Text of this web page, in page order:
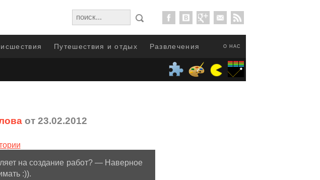
О НАС
Путешествия и отдых Развлечения
от 23.02.2012
на создание работ? — Наверное
:)).